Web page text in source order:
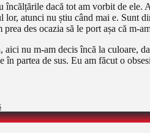
încălțările dacă tot am vorbit de ele.
atunci nu știu când mai e. Sunt
des ocazia să le port așa că
nu m-am decis încă la culoare,
în partea de sus. Eu am făcut o